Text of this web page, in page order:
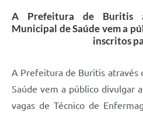
A Prefeitura de Buritis
Municipal de Saúde vem a
inscritos
A Prefeitura de Buritis através
Saúde vem a público divulgar
vagas de Técnico de